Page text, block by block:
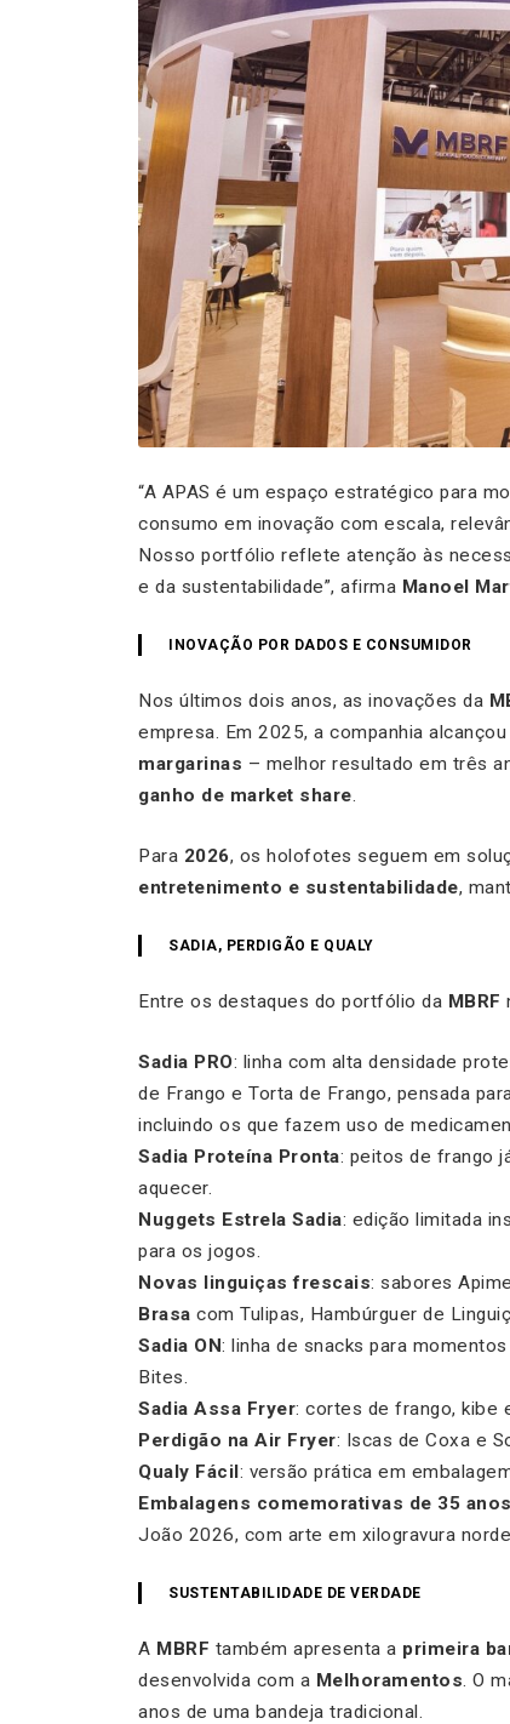
“A APAS é um espaço estratégico para
consumo em inovação com escala,
Nosso portfólio reflete atenção às
e da sustentabilidade”, afirma Manoel
INOVAÇÃO POR DADOS E CONSUMIDOR
Nos últimos dois anos, as inovações da
empresa. Em 2025, a companhia alcançou
margarinas – melhor resultado em três
ganho de market share.
Para 2026, os holofotes seguem em
entretenimento e sustentabilidade,
SADIA, PERDIGÃO E QUALY
Entre os destaques do portfólio da MBRF
Sadia PRO: linha com alta densidade
de Frango e Torta de Frango, pensada
incluindo os que fazem uso de
Sadia Proteína Pronta: peitos de frango
aquecer.
Nuggets Estrela Sadia: edição limitada
para os jogos.
Novas linguiças frescais: sabores
Brasa com Tulipas, Hambúrguer de
Sadia ON: linha de snacks para
Bites.
Sadia Assa Fryer: cortes de frango, kibe
Perdigão na Air Fryer: Iscas de Coxa e
Qualy Fácil: versão prática em
Embalagens comemorativas de 35
João 2026, com arte em xilogravura
SUSTENTABILIDADE DE VERDADE
A MBRF também apresenta a primeira
desenvolvida com a Melhoramentos. O
anos de uma bandeja tradicional.